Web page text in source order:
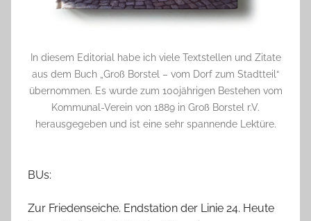
In diesem Editorial habe ich viele Textstellen und Zitate
aus dem Buch „Groß Borstel – vom Dorf zum Stadtteil“
übernommen. Es wurde zum 100jährigen Bestehen vom
Kommunal-Verein von 1889 in Groß Borstel r.V.
herausgegeben und ist eine sehr spannende Lektüre.
BUs:
Zur Friedenseiche. Endstation der Linie 24. Heute